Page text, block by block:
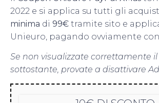
2022 e si applica su tutti gli
minima di 99€ tramite sito e
Unieuro, pagando ovviamente
Se non visualizzate correttamente il
sottostante, provate a disattivare